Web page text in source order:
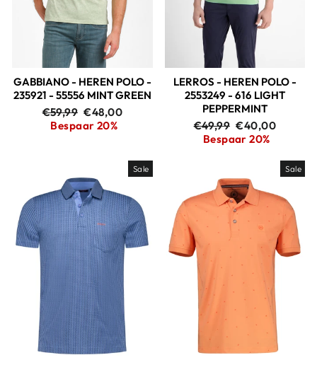
GABBIANO - HEREN POLO -
235921 - 55556 MINT GREEN
Adviesprijs
€59,99 Aanbiedingsprijs
€48,00
Bespaar 20%
LERROS - HEREN POLO -
2553249 - 616 LIGHT
PEPPERMINT
Adviesprijs
€49,99 €40,00
Bespaar 20%
Sale Sale